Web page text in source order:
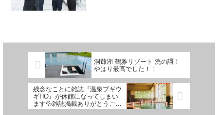
洞爺湖 鶴雅リゾート 洸の謌！
やはり最高でした！！
残念なことに雑誌『温泉ブギウ
ギHO』が休館になってしまい
ます💦雑誌掲載ありがとうござ
いました！